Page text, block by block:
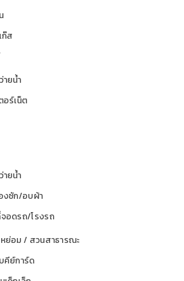
ก๊ส
ายน้ำ
อร์เน็ต
ายน้ำ
งซัก/อบผ้า
อดรถ/โรงรถ
ย่อม / สวนสาธารณะ
คีย์การ์ด